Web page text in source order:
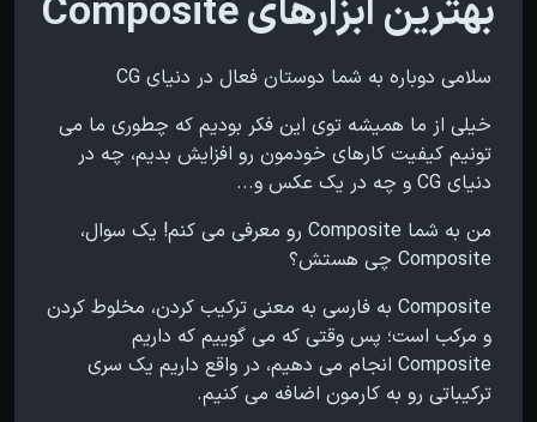
بهترین ابزارهای Composite
سلامی دوباره به شما دوستان فعال در دنیای CG
خیلی از ما همیشه توی این فکر بودیم که چطوری ما می
تونیم کیفیت کارهای خودمون رو افزایش بدیم، چه در
دنیای CG و چه در یک عکس و...
من به شما Composite رو معرفی می کنم! یک سوال،
Composite چی هستش؟
Composite به فارسی به معنی ترکیب کردن، مخلوط کردن
و مرکب است؛ پس وقتی که می گوییم که داریم
Composite انجام می دهیم، در واقع داریم یک سری
ترکیباتی رو به کارمون اضافه می کنیم.